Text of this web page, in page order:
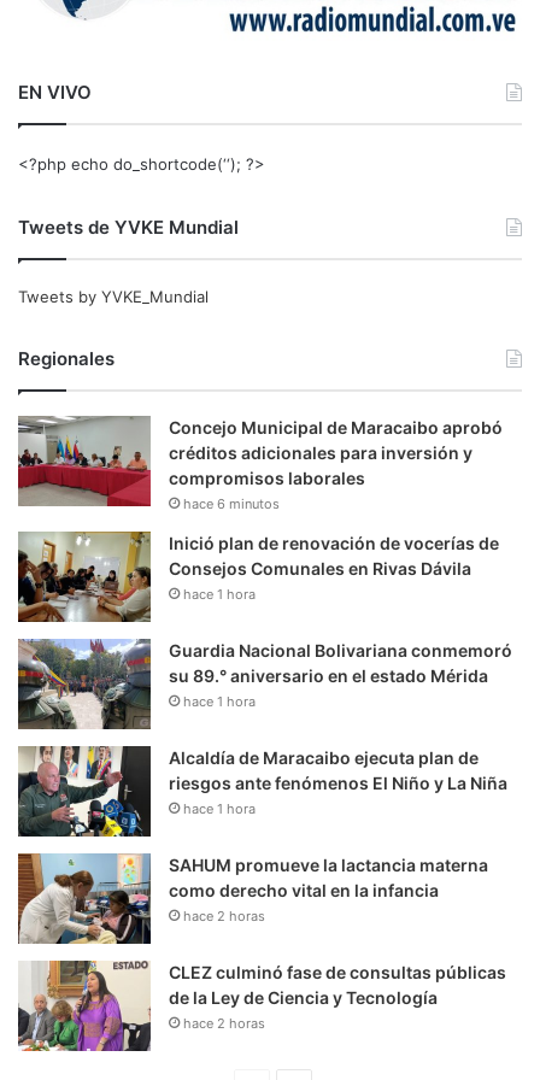
EN VIVO
<?php echo do_shortcode(‘‘); ?>
Tweets de YVKE Mundial
Tweets by YVKE_Mundial
Regionales
Concejo Municipal de Maracaibo aprobó
créditos adicionales para inversión y
compromisos laborales
hace 6 minutos
Inició plan de renovación de vocerías de
Consejos Comunales en Rivas Dávila
hace 1 hora
Guardia Nacional Bolivariana conmemoró
su 89.° aniversario en el estado Mérida
hace 1 hora
Alcaldía de Maracaibo ejecuta plan de
riesgos ante fenómenos El Niño y La Niña
hace 1 hora
SAHUM promueve la lactancia materna
como derecho vital en la infancia
hace 2 horas
CLEZ culminó fase de consultas públicas
de la Ley de Ciencia y Tecnología
hace 2 horas